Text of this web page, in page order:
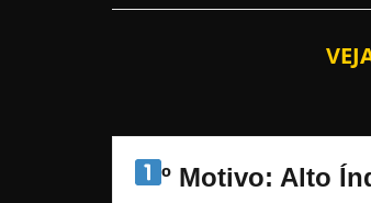
º Motivo: Alto